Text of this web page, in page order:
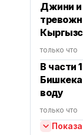
Джини и
только что
В части
Бишкека
воду
только что